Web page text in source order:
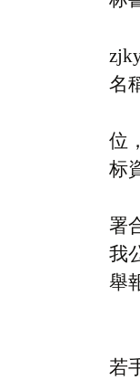
名
位
标
署
我
舉
若